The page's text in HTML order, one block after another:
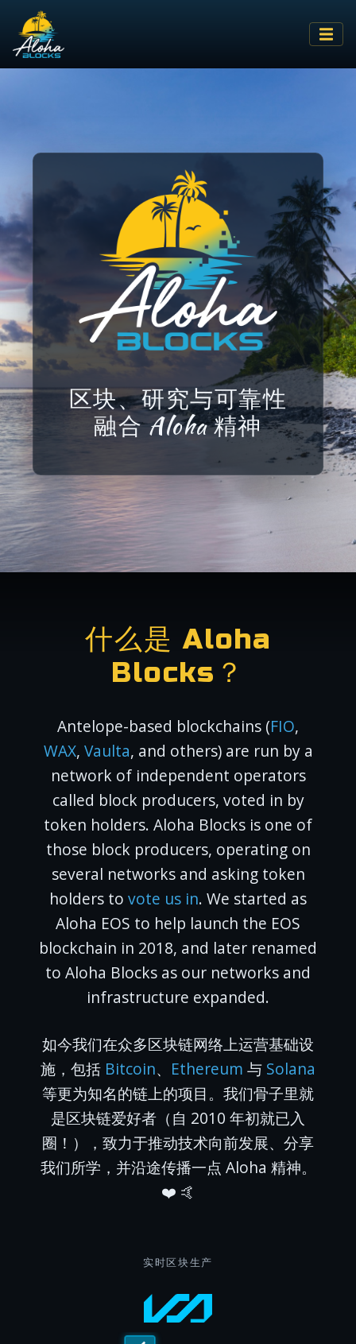
区块、研究与可靠性
融合Aloha精神
什么是 Aloha
Blocks？
Antelope-based blockchains (FIO,
WAX, Vaulta, and others) are run by a
network of independent operators
called block producers, voted in by
token holders. Aloha Blocks is one of
those block producers, operating on
several networks and asking token
holders to vote us in. We started as
Aloha EOS to help launch the EOS
blockchain in 2018, and later renamed
to Aloha Blocks as our networks and
infrastructure expanded.
如今我们在众多区块链网络上运营基础设
施，包括 Bitcoin、 Ethereum 与 Solana
等更为知名的链上的项目。我们骨子里就
是区块链爱好者（自 2010 年初就已入
圈！），致力于推动技术向前发展、分享
我们所学，并沿途传播一点 Aloha 精神。
❤️ 🤙
实时区块生产